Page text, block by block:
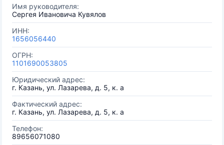
Имя руководителя:
Сергея Ивановича Кувялов
ИНН:
1656056440
ОГРН:
1101690053805
Юридический адрес:
г. Казань, ул. Лазарева, д. 5, к. а
Фактический адрес:
г. Казань, ул. Лазарева, д. 5, к. а
Телефон:
89656071080